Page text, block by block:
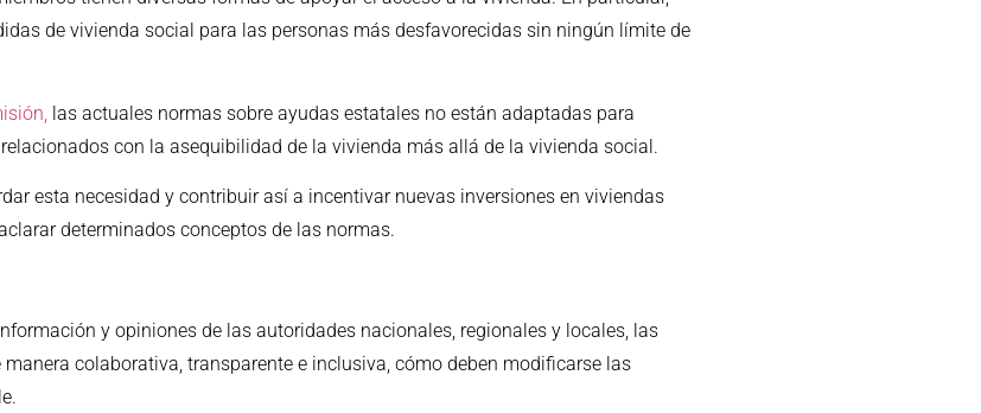
de vivienda social para las personas más desfavorecidas sin ningún límite de
las actuales normas sobre ayudas estatales no están adaptadas para
con la asequibilidad de la vivienda más allá de la vivienda social.
esta necesidad y contribuir así a incentivar nuevas inversiones en viviendas
determinados conceptos de las normas.
y opiniones de las autoridades nacionales, regionales y locales, las
colaborativa, transparente e inclusiva, cómo deben modificarse las